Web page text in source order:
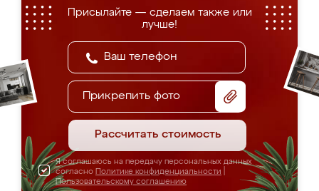
Присылайте — сделаем также или
лучше!
Прикрепить фото
Рассчитать стоимость
Я соглашаюсь на передачу персональных данных
согласно Политике конфиденциальности
Пользовательскому соглашению